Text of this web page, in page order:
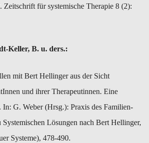
Zeitschrift für systemische Therapie 8 (2):
Keller, B. u. ders.:
mit Bert Hellinger aus der Sicht
und ihrer Therapeutinnen. Eine
In: G. Weber (Hrsg.): Praxis des Familien-
Systemischen Lösungen nach Bert Hellinger,
Systeme), 478-490.